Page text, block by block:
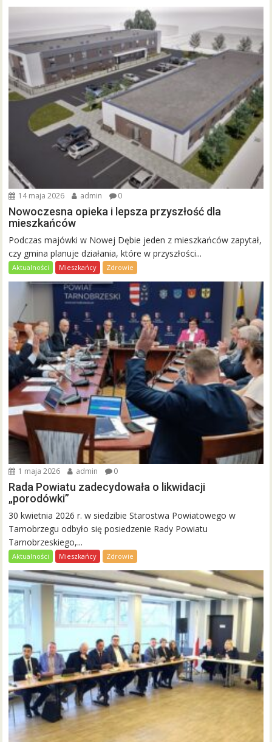
14 maja 2026 admin 0
Nowoczesna opieka i lepsza przyszłość dla
mieszkańców
Podczas majówki w Nowej Dębie jeden z mieszkańców zapytał,
czy gmina planuje działania, które w przyszłości...
Aktualności Mieszkańcy Zdrowie
1 maja 2026 admin 0
Rada Powiatu zadecydowała o likwidacji
„porodówki”
30 kwietnia 2026 r. w siedzibie Starostwa Powiatowego w
Tarnobrzegu odbyło się posiedzenie Rady Powiatu
Tarnobrzeskiego,...
Aktualności Mieszkańcy Zdrowie